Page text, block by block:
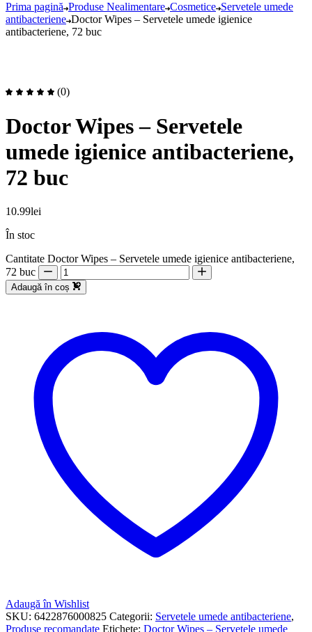
Prima pagină Produse Nealimentare Cosmetice Servetele umede
antibacteriene Doctor Wipes – Servetele umede igienice
antibacteriene, 72 buc
(0)
Doctor Wipes – Servetele
umede igienice antibacteriene,
72 buc
10.99lei
În stoc
Cantitate Doctor Wipes – Servetele umede igienice antibacteriene,
72 buc
Adaugă în coș
Adaugă în Wishlist
SKU: 6422876000825 Categorii: Servetele umede antibacteriene,
Produse recomandate Etichete: Doctor Wipes – Servetele umede